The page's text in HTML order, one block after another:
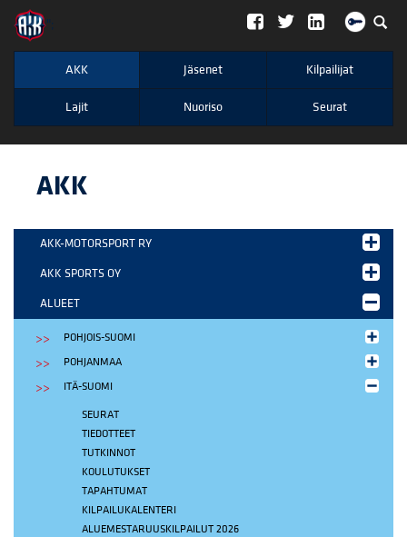
";
AKK Jäsenet Kilpailijat
Lajit Nuoriso Seurat
AKK
AKK-MOTORSPORT RY
AKK SPORTS OY
ALUEET
POHJOIS-SUOMI
POHJANMAA
ITÄ-SUOMI
SEURAT
TIEDOTTEET
TUTKINNOT
KOULUTUKSET
TAPAHTUMAT
KILPAILUKALENTERI
ALUEMESTARUUSKILPAILUT 2026